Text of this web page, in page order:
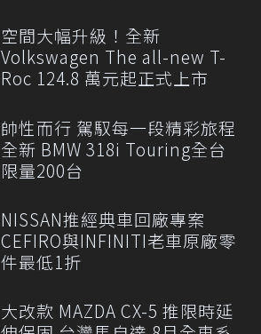
空間大幅升級！全新
Volkswagen The all-new T-
Roc 124.8 萬元起正式上市
帥性而行 駕馭每一段精彩旅程
全新 BMW 318i Touring全台
限量200台
NISSAN推經典車回廠專案
CEFIRO與INFINITI老車原廠零
件最低1折
大改款 MAZDA CX-5 推限時延